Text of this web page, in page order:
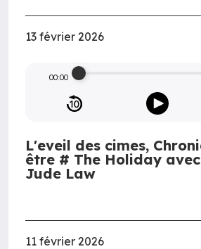
13 février 2026
00:00
L'eveil des cimes,
être # The Holiday
Jude Law
11 février 2026